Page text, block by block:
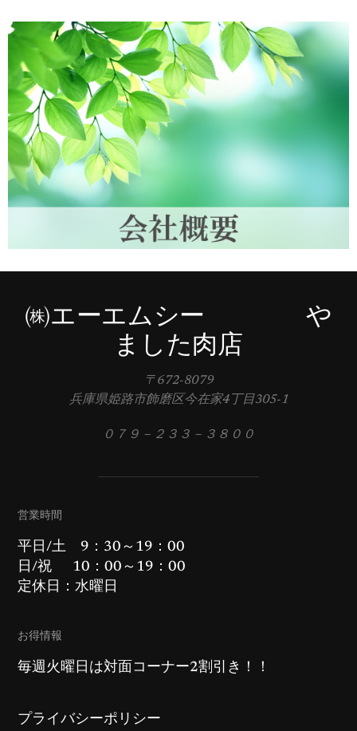
㈱エーエムシー や
ました肉店
〒672-8079
兵庫県姫路市飾磨区今在家4丁目305-1
０７９－２３３－３８００
営業時間
平日/土 9：30～19：00
日/祝 10：00～19：00
定休日：水曜日
お得情報
毎週火曜日は対面コーナー2割引き！！
プライバシーポリシー